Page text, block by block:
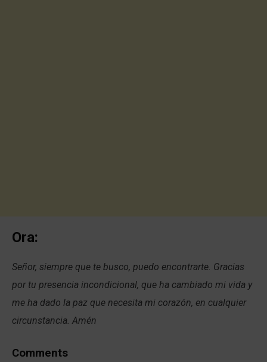
Ora:
Señor, siempre que te busco, puedo encontrarte. Gracias
por tu presencia incondicional, que ha cambiado mi vida y
me ha dado la paz que necesita mi corazón, en cualquier
circunstancia. Amén
Comments